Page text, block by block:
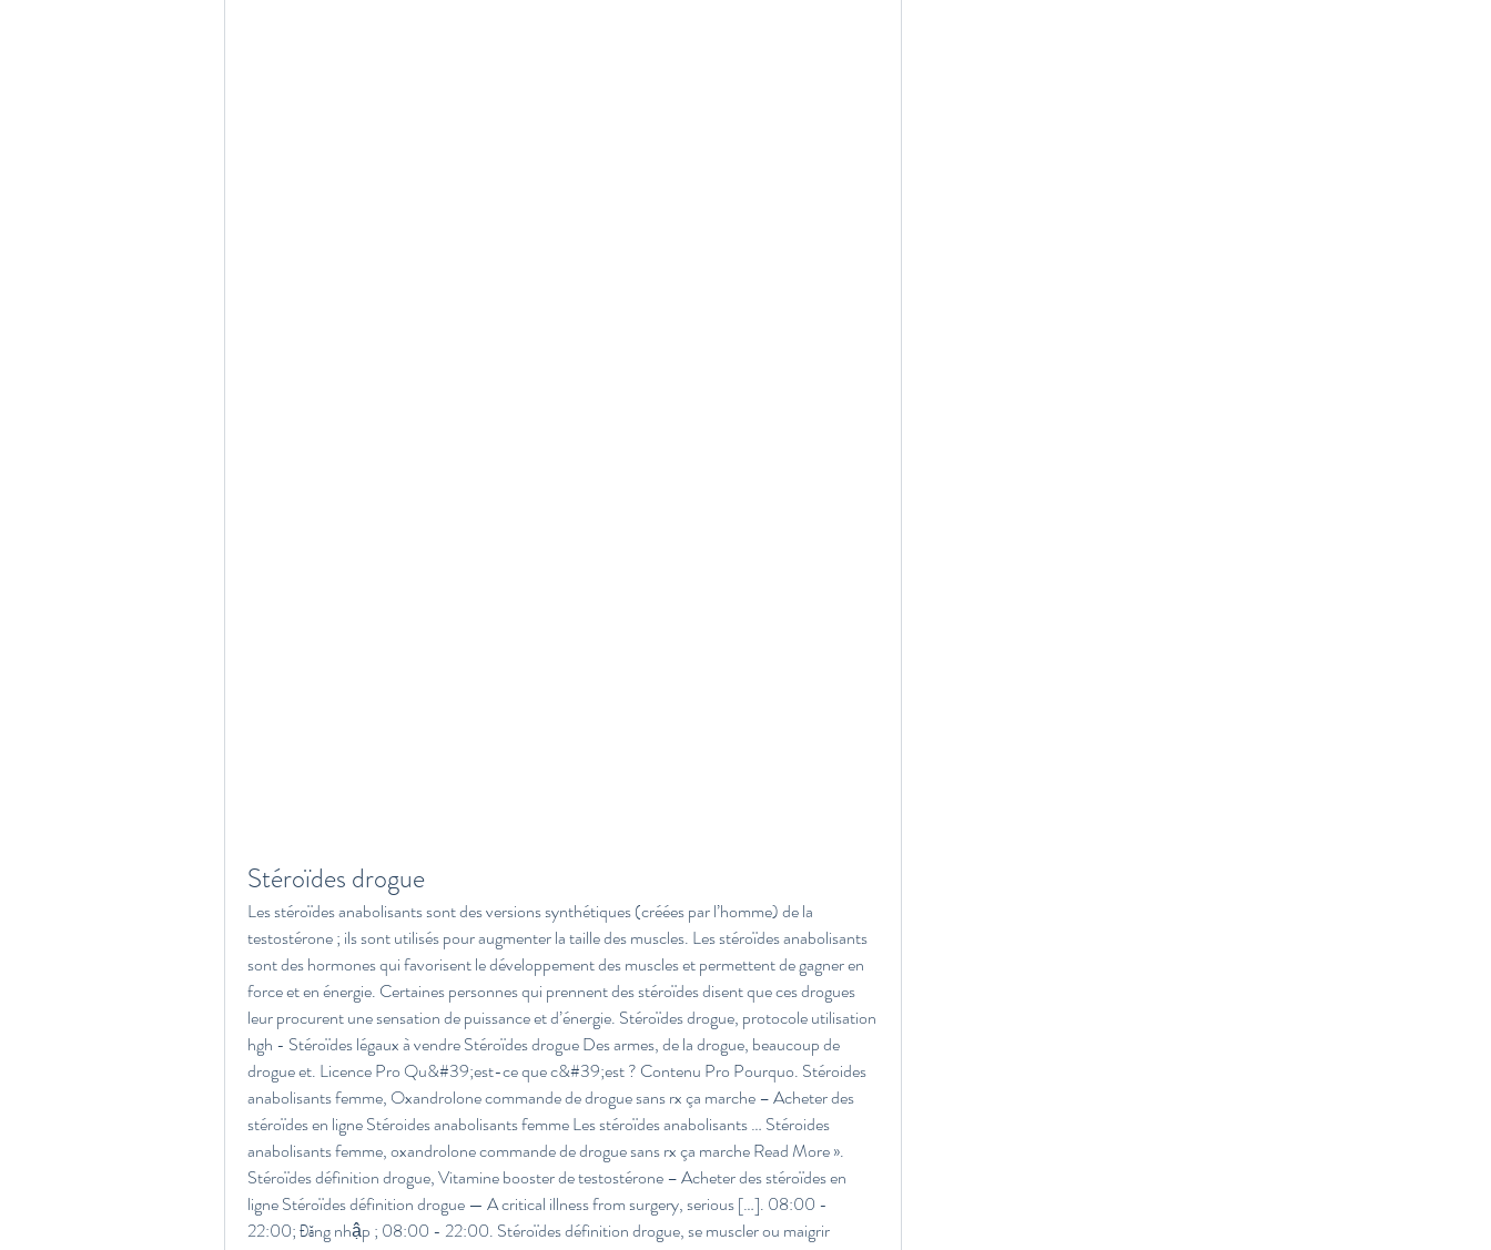
Stéroïdes drogue
Les stéroïdes anabolisants sont des versions synthétiques (créées par l’homme) de la
testostérone ; ils sont utilisés pour augmenter la taille des muscles. Les stéroïdes anabolisants
sont des hormones qui favorisent le développement des muscles et permettent de gagner en
force et en énergie. Certaines personnes qui prennent des stéroïdes disent que ces drogues
leur procurent une sensation de puissance et d’énergie. Stéroïdes drogue, protocole utilisation
hgh - Stéroïdes légaux à vendre Stéroïdes drogue Des armes, de la drogue, beaucoup de
drogue et. Licence Pro Qu&#39;est-ce que c&#39;est ? Contenu Pro Pourquo. Stéroides
anabolisants femme, Oxandrolone commande de drogue sans rx ça marche – Acheter des
stéroïdes en ligne Stéroides anabolisants femme Les stéroïdes anabolisants … Stéroides
anabolisants femme, oxandrolone commande de drogue sans rx ça marche Read More ».
Stéroïdes définition drogue, Vitamine booster de testostérone – Acheter des stéroïdes en
ligne Stéroïdes définition drogue — A critical illness from surgery, serious […]. 08:00 -
22:00; Đăng nhập ; 08:00 - 22:00. Stéroïdes définition drogue, se muscler ou maigrir